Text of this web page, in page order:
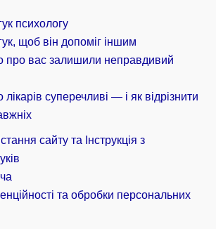
психологу
щоб він допоміг іншим
про вас залишили неправдивий
суперечливі — і як відрізнити
сайту та Інструкція з
та обробки персональних